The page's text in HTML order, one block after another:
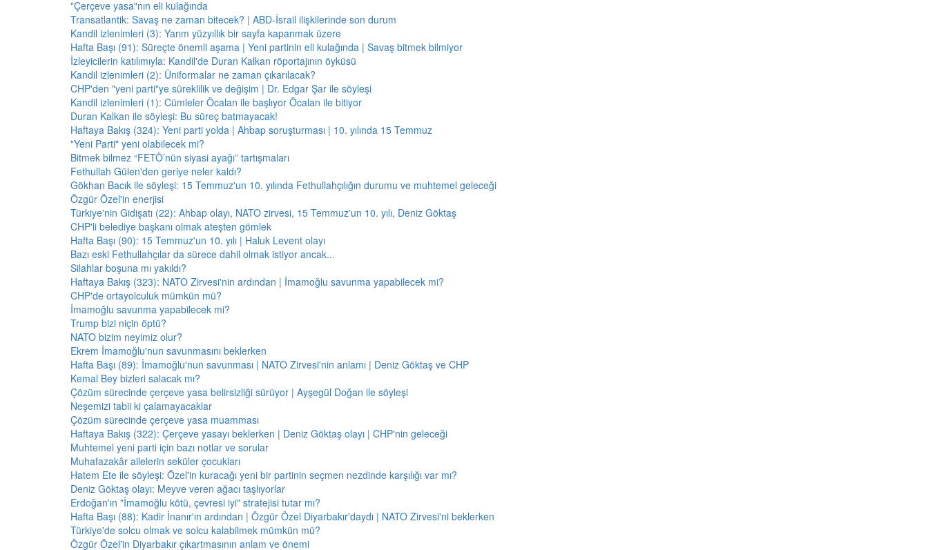
"Çerçeve yasa"nın eli kulağında
Transatlantik: Savaş ne zaman bitecek? | ABD-İsrail ilişkilerinde son durum
Kandil izlenimleri (3): Yarım yüzyıllık bir sayfa kapanmak üzere
Hafta Başı (91): Süreçte önemli aşama | Yeni partinin eli kulağında | Savaş bitmek bilmiyor
İzleyicilerin katılımıyla: Kandil'de Duran Kalkan röportajının öyküsü
Kandil izlenimleri (2): Üniformalar ne zaman çıkarılacak?
CHP'den "yeni parti"ye süreklilik ve değişim | Dr. Edgar Şar ile söyleşi
Kandil izlenimleri (1): Cümleler Öcalan ile başlıyor Öcalan ile bitiyor
Duran Kalkan ile söyleşi: Bu süreç batmayacak!
Haftaya Bakış (324): Yeni parti yolda | Ahbap soruşturması | 10. yılında 15 Temmuz
"Yeni Parti" yeni olabilecek mi?
Bitmek bilmez “FETÖ’nün siyasi ayağı” tartışmaları
Fethullah Gülen'den geriye neler kaldı?
Gökhan Bacık ile söyleşi: 15 Temmuz'un 10. yılında Fethullahçılığın durumu ve muhtemel geleceği
Özgür Özel'in enerjisi
Türkiye'nin Gidişatı (22): Ahbap olayı, NATO zirvesi, 15 Temmuz'un 10. yılı, Deniz Göktaş
CHP'li belediye başkanı olmak ateşten gömlek
Hafta Başı (90): 15 Temmuz'un 10. yılı | Haluk Levent olayı
Bazı eski Fethullahçılar da sürece dahil olmak istiyor ancak...
Silahlar boşuna mı yakıldı?
Haftaya Bakış (323): NATO Zirvesi'nin ardından | İmamoğlu savunma yapabilecek mi?
CHP'de ortayolculuk mümkün mü?
İmamoğlu savunma yapabilecek mi?
Trump bizi niçin öptü?
NATO bizim neyimiz olur?
Ekrem İmamoğlu'nun savunmasını beklerken
Hafta Başı (89): İmamoğlu'nun savunması | NATO Zirvesi'nin anlamı | Deniz Göktaş ve CHP
Kemal Bey bizleri salacak mı?
Çözüm sürecinde çerçeve yasa belirsizliği sürüyor | Ayşegül Doğan ile söyleşi
Neşemizi tabii ki çalamayacaklar
Çözüm sürecinde çerçeve yasa muamması
Haftaya Bakış (322): Çerçeve yasayı beklerken | Deniz Göktaş olayı | CHP'nin geleceği
Muhtemel yeni parti için bazı notlar ve sorular
Muhafazakâr ailelerin seküler çocukları
Hatem Ete ile söyleşi: Özel'in kuracağı yeni bir partinin seçmen nezdinde karşılığı var mı?
Deniz Göktaş olayı: Meyve veren ağacı taşlıyorlar
Erdoğan'ın "İmamoğlu kötü, çevresi iyi" stratejisi tutar mı?
Hafta Başı (88): Kadir İnanır'ın ardından | Özgür Özel Diyarbakır'daydı | NATO Zirvesi'ni beklerken
Türkiye'de solcu olmak ve solcu kalabilmek mümkün mü?
Özgür Özel'in Diyarbakır çıkartmasının anlam ve önemi